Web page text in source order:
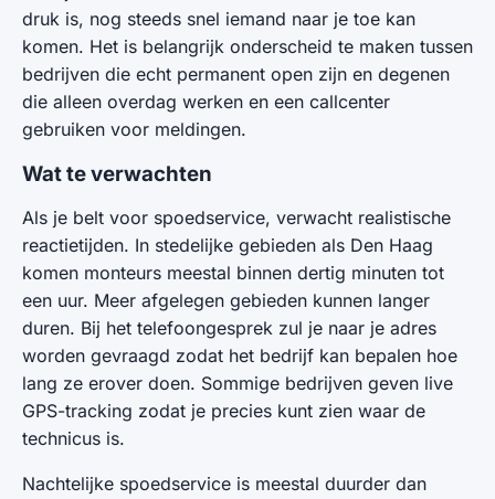
druk is, nog steeds snel iemand naar je toe kan
komen. Het is belangrijk onderscheid te maken tussen
bedrijven die echt permanent open zijn en degenen
die alleen overdag werken en een callcenter
gebruiken voor meldingen.
Wat te verwachten
Als je belt voor spoedservice, verwacht realistische
reactietijden. In stedelijke gebieden als Den Haag
komen monteurs meestal binnen dertig minuten tot
een uur. Meer afgelegen gebieden kunnen langer
duren. Bij het telefoongesprek zul je naar je adres
worden gevraagd zodat het bedrijf kan bepalen hoe
lang ze erover doen. Sommige bedrijven geven live
GPS-tracking zodat je precies kunt zien waar de
technicus is.
Nachtelijke spoedservice is meestal duurder dan